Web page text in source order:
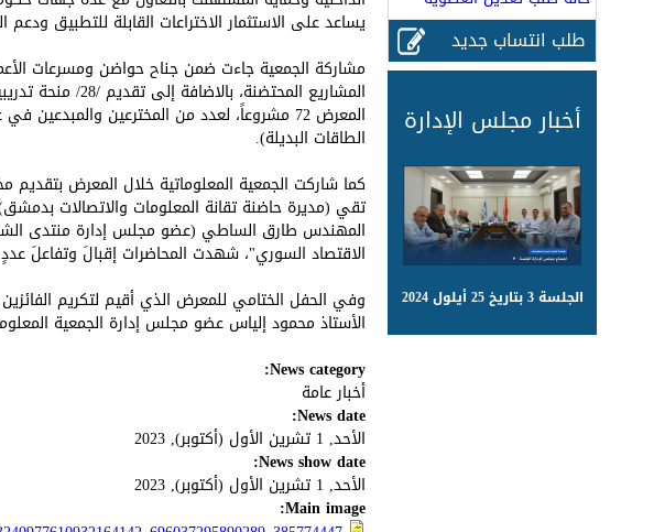
يساعد على الاستثمار الاختراعات القابلة للتطبيق ودعم
مشاركة الجمعية جاءت ضمن جناح حواضن ومسرعات
المشاريع
المعرض 72 مشروعاً، لعدد من المخترعين
الطاقات البديلة).
كما شاركت الجمعية المعلوماتية خلال المعرض
تقي (مديرة حاضنة تقانة المعلومات والاتصالات
المهندس طارق الساطي (عضو مجلس إدارة منتدى
الاقتصاد السوري"، شهدت المحاضرات إقبالَ وتفاعلَ
الأستاذ محمود إلياس عضو مجلس إدارة الجمعية
News category:
أخبار عامة
News date:
الأحد, 1 تشرين اﻷول (أكتوبر), 2023
News show date:
الأحد, 1 تشرين اﻷول (أكتوبر), 2023
Main image:
طلب انتساب جديد
أخبار مجلس الإدارة
الجلسة 3 بتاريخ 25 أيلول 2024